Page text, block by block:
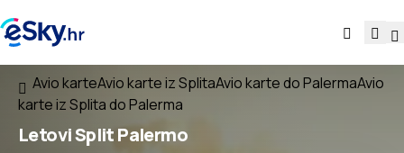
Avio karteAvio karte iz SplitaAvio karte do PalermaAvio
karte iz Splita do Palerma
LetoviSplit Palermo